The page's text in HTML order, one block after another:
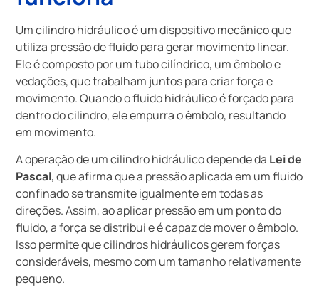
Um cilindro hidráulico é um dispositivo mecânico que
utiliza pressão de fluido para gerar movimento linear.
Ele é composto por um tubo cilíndrico, um êmbolo e
vedações, que trabalham juntos para criar força e
movimento. Quando o fluido hidráulico é forçado para
dentro do cilindro, ele empurra o êmbolo, resultando
em movimento.
A operação de um cilindro hidráulico depende da Lei de
Pascal, que afirma que a pressão aplicada em um fluido
confinado se transmite igualmente em todas as
direções. Assim, ao aplicar pressão em um ponto do
fluido, a força se distribui e é capaz de mover o êmbolo.
Isso permite que cilindros hidráulicos gerem forças
consideráveis, mesmo com um tamanho relativamente
pequeno.